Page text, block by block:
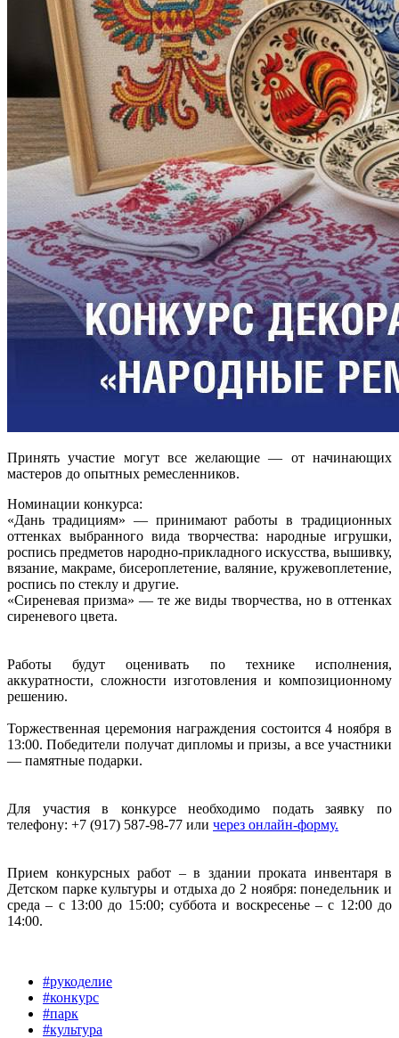
Принять участие могут все желающие — от начинающих
мастеров до опытных ремесленников.
Номинации конкурса:
«Дань традициям» — принимают работы в традиционных
оттенках выбранного вида творчества: народные игрушки,
роспись предметов народно-прикладного искусства, вышивку,
вязание, макраме, бисероплетение, валяние, кружевоплетение,
роспись по стеклу и другие.
«Сиреневая призма» — те же виды творчества, но в оттенках
сиреневого цвета.
Работы будут оценивать по технике исполнения,
аккуратности, сложности изготовления и композиционному
решению.
Торжественная церемония награждения состоится 4 ноября в
13:00. Победители получат дипломы и призы, а все участники
— памятные подарки.
Для участия в конкурсе необходимо подать заявку по
телефону: +7 (917) 587-98-77 или через онлайн-форму.
Прием конкурсных работ – в здании проката инвентаря в
Детском парке культуры и отдыха до 2 ноября: понедельник и
среда – с 13:00 до 15:00; суббота и воскресенье – с 12:00 до
14:00.
#рукоделие
#конкурс
#парк
#культура